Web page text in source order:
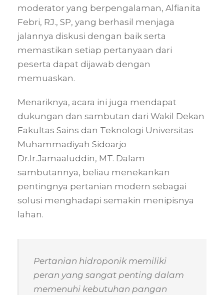
moderator yang berpengalaman, Alfianita
Febri, RJ., SP, yang berhasil menjaga
jalannya diskusi dengan baik serta
memastikan setiap pertanyaan dari
peserta dapat dijawab dengan
memuaskan.
Menariknya, acara ini juga mendapat
dukungan dan sambutan dari Wakil Dekan
Fakultas Sains dan Teknologi Universitas
Muhammadiyah Sidoarjo
Dr.Ir.Jamaaluddin, MT. Dalam
sambutannya, beliau menekankan
pentingnya pertanian modern sebagai
solusi menghadapi semakin menipisnya
lahan.
Pertanian hidroponik memiliki
peran yang sangat penting dalam
memenuhi kebutuhan pangan